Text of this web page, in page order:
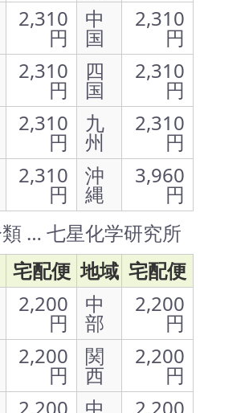
2,310
円
中
国
2,310
円
2,310
円
四
国
2,310
円
2,310
円
九
州
2,310
円
2,310
円
沖
縄
3,960
円
… 七星化学研究所
宅配便 地域 宅配便
2,200
円
中
部
2,200
円
2,200
円
関
西
2,200
円